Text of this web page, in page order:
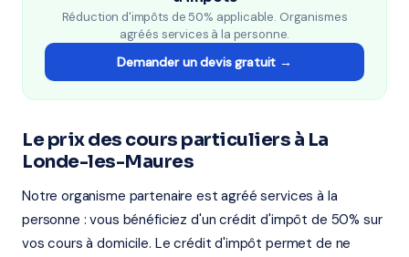
Réduction d'impôts de 50% applicable. Organismes
agréés services à la personne.
Demander un devis gratuit →
Le prix des cours particuliers à La
Londe-les-Maures
Notre organisme partenaire est agréé services à la
personne : vous bénéficiez d'un crédit d'impôt de 50% sur
vos cours à domicile. Le crédit d'impôt permet de ne